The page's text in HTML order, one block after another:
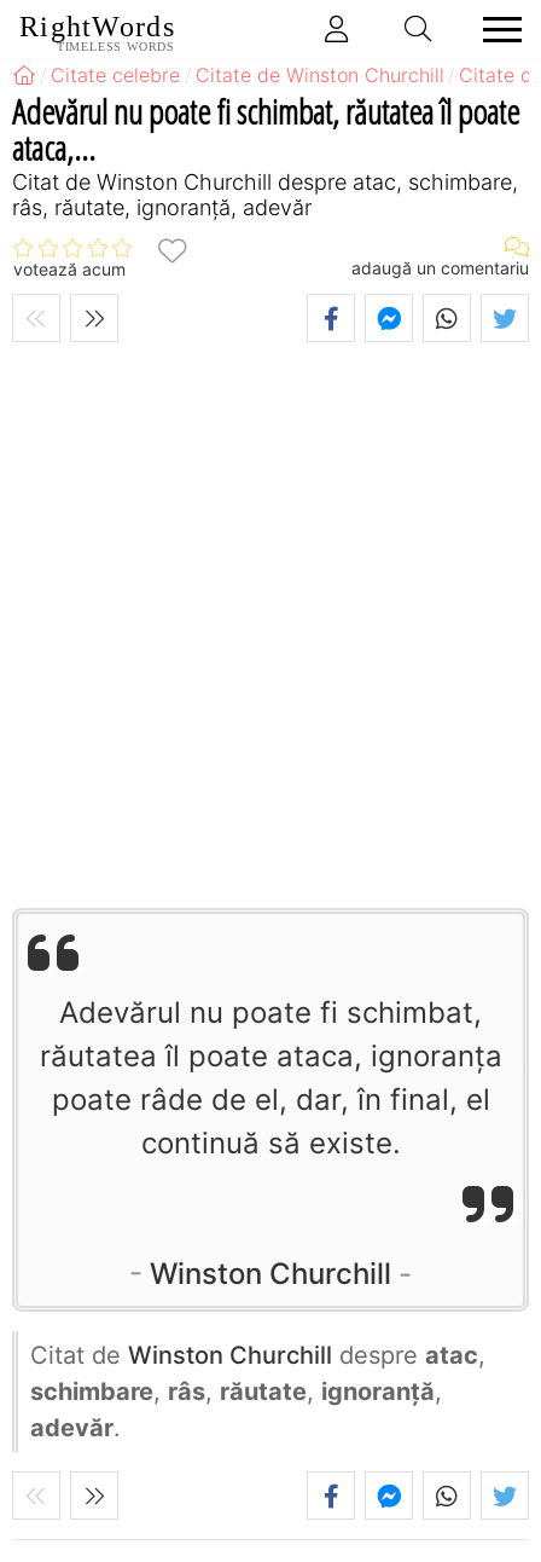
RightWords
TIMELESS WORDS
Citate celebre Citate de Winston Churchill Citate
Adevărul nu poate fi schimbat, răutatea îl poate
ataca,...
Citat de Winston Churchill despre atac, schimbare,
râs, răutate, ignoranță, adevăr
votează acum adaugă un comentariu
Adevărul nu poate fi schimbat,
răutatea îl poate ataca, ignoranţa
poate râde de el, dar, în final, el
continuă să existe.
Winston Churchill
Citat de Winston Churchill despre atac,
schimbare, râs, răutate, ignoranță,
adevăr.